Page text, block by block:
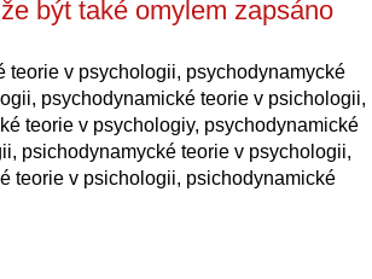
být také omylem zapsáno
v psychologii, psychodynamycké
psychodynamické teorie v psichologii,
teorie v psychologiy, psychodynamické
psichodynamycké teorie v psychologii,
teorie v psichologii, psichodynamické